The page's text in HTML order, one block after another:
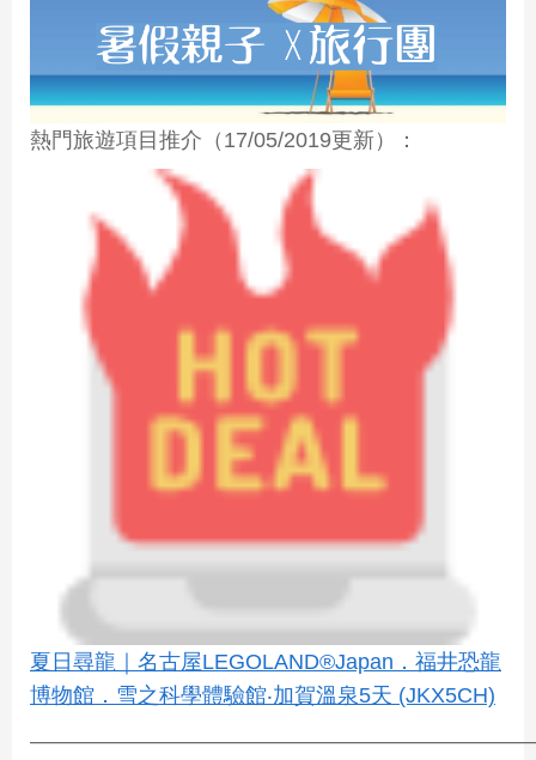
熱門旅遊項目推介（17/05/2019更新）：
夏日尋龍｜名古屋LEGOLAND®Japan．福井恐龍
博物館．雪之科學體驗館‧加賀溫泉5天 (JKX5CH)